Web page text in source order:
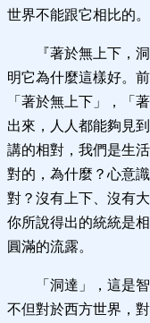
世界不能跟它相比的。
『著於無上下，
明它為什麼這樣好。
「著於無上下」，「
出來，人人都能夠見
講的相對，我們是生
對的，為什麼？心意
對？沒有上下、沒有
你所說得出的統統是
圓滿的流露。
「洞達」，這是
不但對於西方世界，